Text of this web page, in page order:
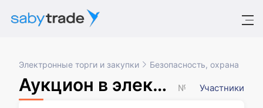
Электронные торги и закупки Безопасность, охрана
Аукцион в электронной форме, участниками которого могут быть только субъекты малого и среднего предпринимательства Участники